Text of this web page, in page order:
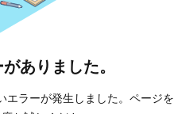
ありました。
エラーが発生しました。ページを